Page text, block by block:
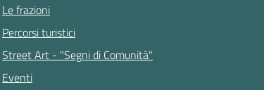
Le frazioni
Percorsi turistici
Street Art - "Segni di Comunità"
Eventi